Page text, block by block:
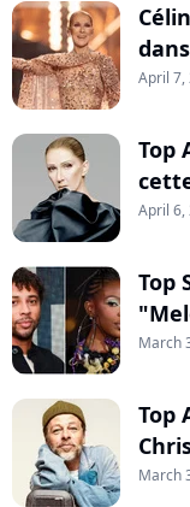
April 7,
Top
April 6,
Top
March
Top
March